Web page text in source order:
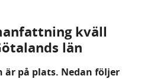
kväll
län
är på plats. Nedan följer